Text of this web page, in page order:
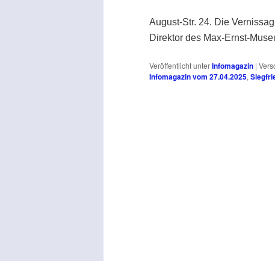
August-Str. 24. Die
Direktor des Max-Ernst-
Veröffentlicht unterInfomagazin |
Infomagazin vom 27.04.2025,